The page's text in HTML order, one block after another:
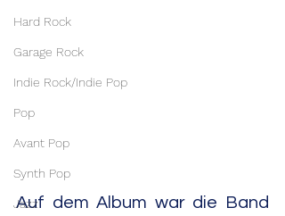
Hard Rock
Garage Rock
Indie Rock/Indie Pop
Pop
Avant Pop
Synth Pop
Jazz
Auf dem Album war die Band